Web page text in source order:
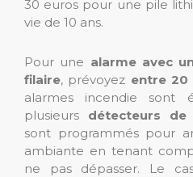
30 euros pour une pile
vie de 10 ans.
Pour une alarme avec
filaire, prévoyez entre 20
alarmes incendie sont
plusieurs détecteurs de
sont programmés pour
ambiante en tenant
ne pas dépasser. Le